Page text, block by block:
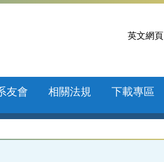
英文網頁
友會 相關法規 下載專區